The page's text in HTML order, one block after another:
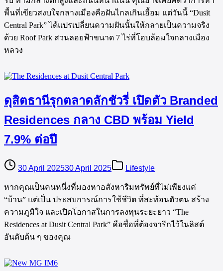
พื้นที่เขียวสงบใจกลางเมืองคือฝันไกลเกินเอื้อม แต่วันนี้ “Dusit
Central Park” ได้แปรเปลี่ยนความฝันนั้นให้กลายเป็นความจริง
ด้วย Roof Park สวนลอยฟ้าขนาด 7 ไร่ที่โอบล้อมใจกลางเมือง
หลวง
ดุสิตธานีรุกตลาดลักชัวรี่ เปิดตัว Branded
Residences กลาง CBD พร้อม Yield
7.9% ต่อปี
30 April 202530 April 2025 Lifestyle
หากคุณเป็นคนหนึ่งที่มองหาอสังหาริมทรัพย์ที่ไม่เพียงแค่
“บ้าน” แต่เป็น ประสบการณ์การใช้ชีวิต ที่สะท้อนตัวตน สร้าง
ความภูมิใจ และเปิดโอกาสในการลงทุนระยะยาว “The
Residences at Dusit Central Park” คือชื่อที่ต้องจารึกไว้ในลิสต์
อันดับต้น ๆ ของคุณ